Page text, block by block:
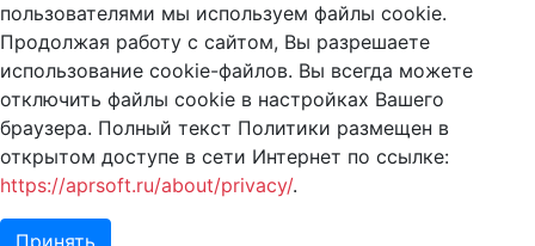
пользователями мы используем файлы cookie.
Продолжая работу с сайтом, Вы разрешаете
использование cookie-файлов. Вы всегда можете
отключить файлы cookie в настройках Вашего
браузера. Полный текст Политики размещен в
открытом доступе в сети Интернет по ссылке:
https://aprsoft.ru/about/privacy/.